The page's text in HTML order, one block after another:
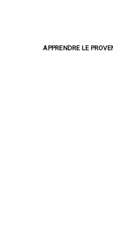
APPRENDRE LE